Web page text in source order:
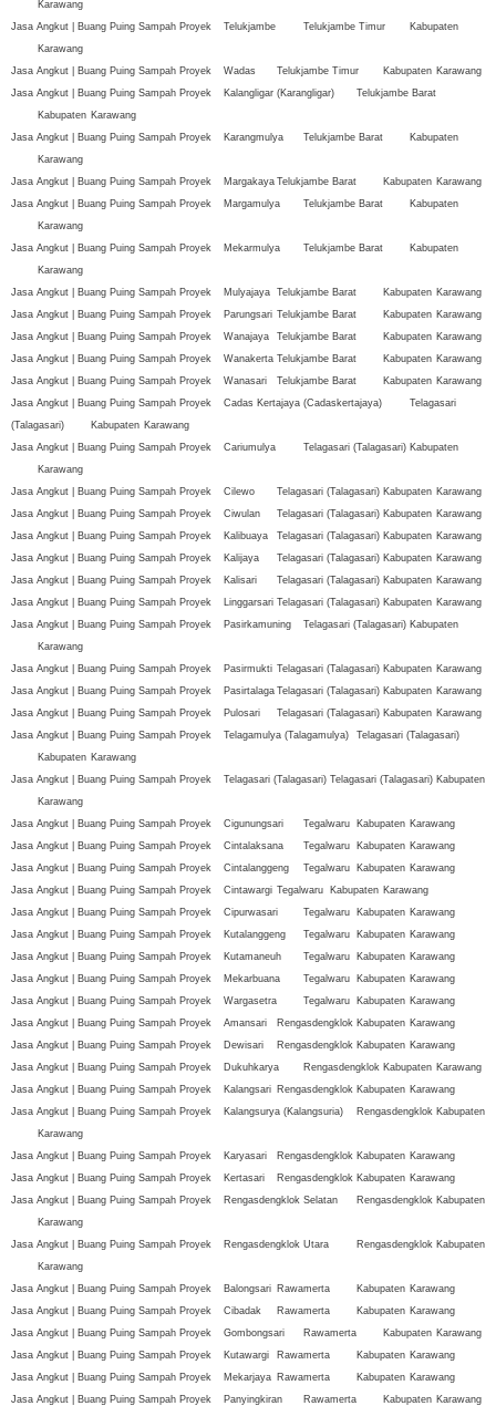
Karawang
Jasa Angkut | Buang Puing Sampah Proyek
Telukjambe Telukjambe Timur
Kabupaten
Karawang
Jasa Angkut | Buang Puing Sampah Proyek
Wadas Telukjambe Timur Kabupaten Karawang
Jasa Angkut | Buang Puing Sampah Proyek
Kalangligar (Karangligar)
Telukjambe Barat
Kabupaten Karawang
Jasa Angkut | Buang Puing Sampah Proyek
Karangmulya Telukjambe Barat
Kabupaten
Karawang
Jasa Angkut | Buang Puing Sampah Proyek
Margakaya Telukjambe Barat Kabupaten Karawang
Jasa Angkut | Buang Puing Sampah Proyek
Margamulya Telukjambe Barat
Kabupaten
Karawang
Jasa Angkut | Buang Puing Sampah Proyek
Mekarmulya Telukjambe Barat
Kabupaten
Karawang
Jasa Angkut | Buang Puing Sampah Proyek
Mulyajaya Telukjambe Barat Kabupaten Karawang
Jasa Angkut | Buang Puing Sampah Proyek
Parungsari Telukjambe Barat Kabupaten Karawang
Jasa Angkut | Buang Puing Sampah Proyek
Wanajaya Telukjambe Barat Kabupaten Karawang
Jasa Angkut | Buang Puing Sampah Proyek
Wanakerta Telukjambe Barat Kabupaten Karawang
Jasa Angkut | Buang Puing Sampah Proyek
Wanasari Telukjambe Barat Kabupaten Karawang
Jasa Angkut | Buang Puing Sampah Proyek
Cadas Kertajaya (Cadaskertajaya)
Telagasari
(Talagasari)
Kabupaten Karawang
Jasa Angkut | Buang Puing Sampah Proyek
Cariumulya Telagasari (Talagasari) Kabupaten
Karawang
Jasa Angkut | Buang Puing Sampah Proyek
Cilewo Telagasari (Talagasari) Kabupaten Karawang
Jasa Angkut | Buang Puing Sampah Proyek
Ciwulan Telagasari (Talagasari) Kabupaten Karawang
Jasa Angkut | Buang Puing Sampah Proyek
Kalibuaya Telagasari (Talagasari) Kabupaten Karawang
Jasa Angkut | Buang Puing Sampah Proyek
Kalijaya Telagasari (Talagasari) Kabupaten Karawang
Jasa Angkut | Buang Puing Sampah Proyek
Kalisari Telagasari (Talagasari) Kabupaten Karawang
Jasa Angkut | Buang Puing Sampah Proyek
Linggarsari Telagasari (Talagasari) Kabupaten Karawang
Jasa Angkut | Buang Puing Sampah Proyek
Pasirkamuning Telagasari (Talagasari) Kabupaten
Karawang
Jasa Angkut | Buang Puing Sampah Proyek
Pasirmukti Telagasari (Talagasari) Kabupaten Karawang
Jasa Angkut | Buang Puing Sampah Proyek
Pasirtalaga Telagasari (Talagasari) Kabupaten Karawang
Jasa Angkut | Buang Puing Sampah Proyek
Pulosari Telagasari (Talagasari) Kabupaten Karawang
Jasa Angkut | Buang Puing Sampah Proyek
Telagamulya (Talagamulya)
Telagasari (Talagasari)
Kabupaten Karawang
Jasa Angkut | Buang Puing Sampah Proyek
Telagasari (Talagasari) Telagasari (Talagasari) Kabupaten
Karawang
Jasa Angkut | Buang Puing Sampah Proyek
Cigunungsari Tegalwaru Kabupaten Karawang
Jasa Angkut | Buang Puing Sampah Proyek
Cintalaksana Tegalwaru Kabupaten Karawang
Jasa Angkut | Buang Puing Sampah Proyek
Cintalanggeng Tegalwaru Kabupaten Karawang
Jasa Angkut | Buang Puing Sampah Proyek
Cintawargi Tegalwaru Kabupaten Karawang
Jasa Angkut | Buang Puing Sampah Proyek
Cipurwasari Tegalwaru Kabupaten Karawang
Jasa Angkut | Buang Puing Sampah Proyek
Kutalanggeng Tegalwaru Kabupaten Karawang
Jasa Angkut | Buang Puing Sampah Proyek
Kutamaneuh Tegalwaru Kabupaten Karawang
Jasa Angkut | Buang Puing Sampah Proyek
Mekarbuana Tegalwaru Kabupaten Karawang
Jasa Angkut | Buang Puing Sampah Proyek
Wargasetra Tegalwaru Kabupaten Karawang
Jasa Angkut | Buang Puing Sampah Proyek
Amansari Rengasdengklok Kabupaten Karawang
Jasa Angkut | Buang Puing Sampah Proyek
Dewisari Rengasdengklok Kabupaten Karawang
Jasa Angkut | Buang Puing Sampah Proyek
Dukuhkarya Rengasdengklok Kabupaten Karawang
Jasa Angkut | Buang Puing Sampah Proyek
Kalangsari Rengasdengklok Kabupaten Karawang
Jasa Angkut | Buang Puing Sampah Proyek
Kalangsurya (Kalangsuria) Rengasdengklok Kabupaten
Karawang
Jasa Angkut | Buang Puing Sampah Proyek
Karyasari Rengasdengklok Kabupaten Karawang
Jasa Angkut | Buang Puing Sampah Proyek
Kertasari Rengasdengklok Kabupaten Karawang
Jasa Angkut | Buang Puing Sampah Proyek
Rengasdengklok Selatan Rengasdengklok Kabupaten
Karawang
Jasa Angkut | Buang Puing Sampah Proyek
Rengasdengklok Utara Rengasdengklok Kabupaten
Karawang
Jasa Angkut | Buang Puing Sampah Proyek
Balongsari Rawamerta Kabupaten Karawang
Jasa Angkut | Buang Puing Sampah Proyek
Cibadak Rawamerta Kabupaten Karawang
Jasa Angkut | Buang Puing Sampah Proyek
Gombongsari Rawamerta Kabupaten Karawang
Jasa Angkut | Buang Puing Sampah Proyek
Kutawargi Rawamerta Kabupaten Karawang
Jasa Angkut | Buang Puing Sampah Proyek
Mekarjaya Rawamerta Kabupaten Karawang
Jasa Angkut | Buang Puing Sampah Proyek
Panyingkiran Rawamerta Kabupaten Karawang